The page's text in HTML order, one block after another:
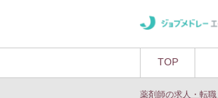
TOP
薬剤師の求人・転職